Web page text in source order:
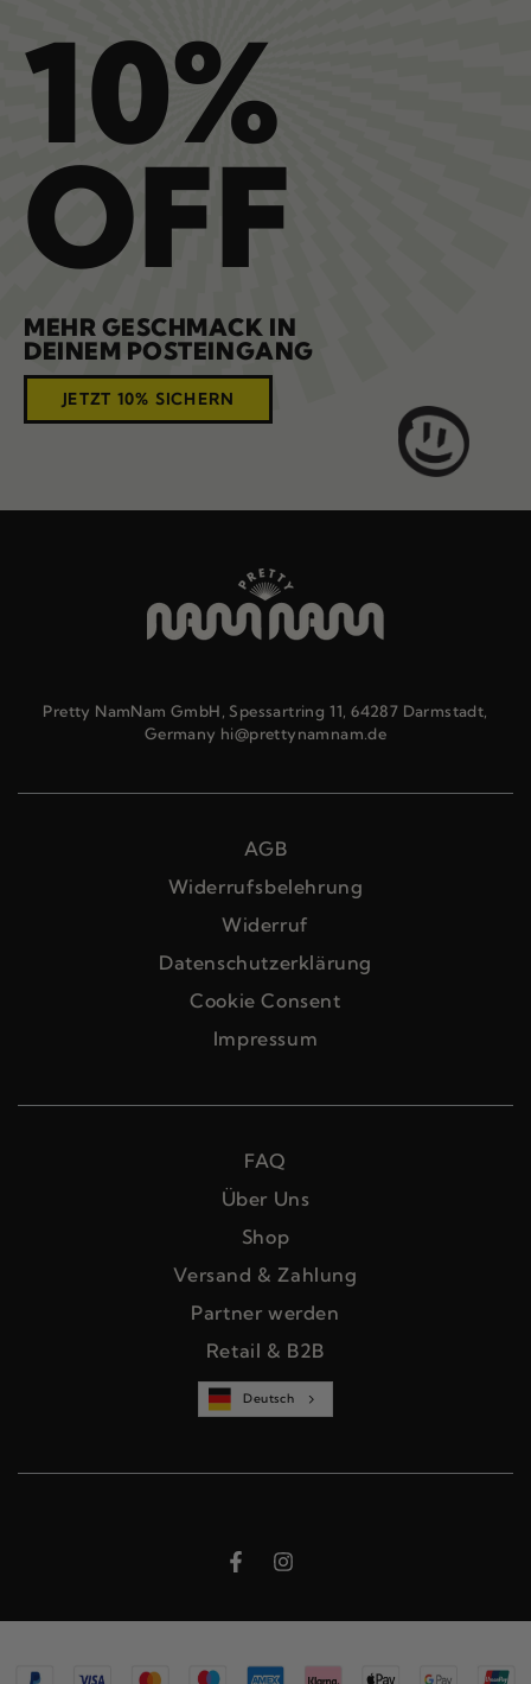
10%
OFF
MEHR GESCHMACK IN
DEINEM POSTEINGANG
JETZT 10% SICHERN
FAQ
Über Uns
Shop
Versand & Zahlung
Partner werden
Retail & B2B
Deutsch
Pretty NamNam GmbH, Spessartring 11, 64287 Darmstadt,
Germany hi@prettynamnam.de
AGB
Widerrufsbelehrung
Widerruf
Datenschutzerklärung
Cookie Consent
Impressum
FacebookInstagram